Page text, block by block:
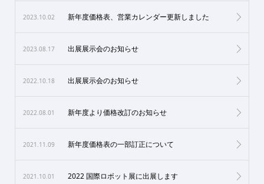
2023.10.02 新年度価格表、営業カレンダー更新しました
2023.08.17 出展展示会のお知らせ
2022.10.18 出展展示会のお知らせ
2022.08.01 新年度より価格改訂のお知らせ
2021.11.09 新年度価格表の一部訂正について
2021.10.01 2022 国際ロボット展に出展します